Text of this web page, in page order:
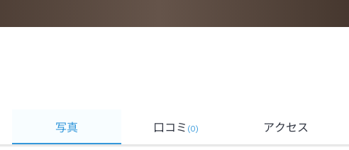
写真 口コミ (0) アクセス